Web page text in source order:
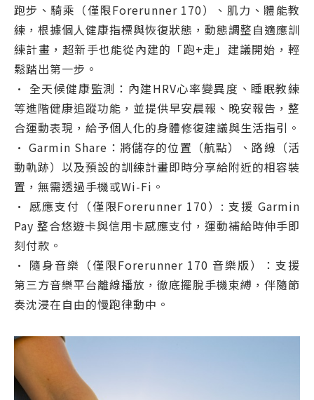
跑步、騎乘（僅限Forerunner 170）、肌力、體能教
練，根據個人健康指標與恢復狀態，動態調整自適應訓
練計畫，超新手也能從內建的「跑+走」建議開始，輕
鬆踏出第一步。
• 全天候健康監測：內建HRV心率變異度、睡眠教練
等進階健康追蹤功能，並提供早安晨報、晚安報告，整
合運動表現，給予個人化的身體修復建議與生活指引。
• Garmin Share：將儲存的位置（航點）、路線（活
動軌跡）以及預設的訓練計畫即時分享給附近的相容裝
置，無需透過手機或Wi-Fi。
• 感應支付（僅限Forerunner 170）: 支援 Garmin
Pay 整合悠遊卡與信用卡感應支付，運動補給時伸手即
刻付款。
• 隨身音樂（僅限Forerunner 170 音樂版）：支援
第三方音樂平台離線播放，徹底擺脫手機束縛，伴隨節
奏沈浸在自由的慢跑律動中。